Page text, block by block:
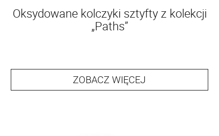
Oksydowane kolczyki sztyfty z kolekcji
„Paths”
ZOBACZ WIĘCEJ